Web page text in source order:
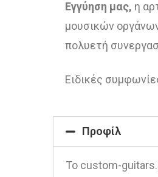
Εγγύηση μας, η
μουσικών
πολυετή
Ειδικές
Προφίλ
Το custom-